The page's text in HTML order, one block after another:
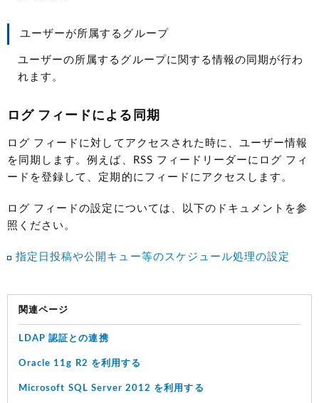
ユーザーが所属するグループ
ユーザーの所属するグループに関する情報の同期が行わ
れます。
ログ フィードによる同期
ログ フィードに対してアクセスされた時に、ユーザー情報
を同期します。例えば、RSS フィードリーダーにログ フィ
ードを登録して、定期的にフィードにアクセスします。
ログ フィードの設定については、以下のドキュメントを参
照ください。
指定日投稿や公開キュー等のスケジュール処理の設定
関連ページ
LDAP 認証との連携
Oracle 11g R2 を利用する
Microsoft SQL Server 2012 を利用する